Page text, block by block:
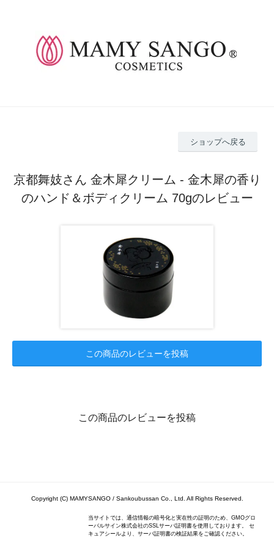
ショップへ戻る
京都舞妓さん 金木犀クリーム - 金木犀の香り
のハンド＆ボディクリーム 70gのレビュー
この商品のレビューを投稿
この商品のレビューを投稿
Copyright (C) MAMYSANGO / Sankoubussan Co., Ltd. All Rights Reserved.
当サイトでは、通信情報の暗号化と実在性の証明のため、GMOグロ
ーバルサイン株式会社のSSLサーバ証明書を使用しております。 セ
キュアシールより、サーバ証明書の検証結果をご確認ください。